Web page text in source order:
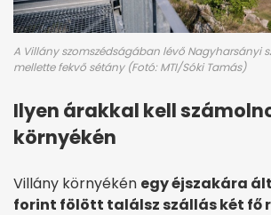
A Villány szomszédságában lévő Nagyharsányi
mellette fekvő sétány (Fotó: MTI/Sóki Tamás)
Ilyen árakkal kell
környékén
Villány környékén egy éjszakára
forint fölött találsz szállás két fő